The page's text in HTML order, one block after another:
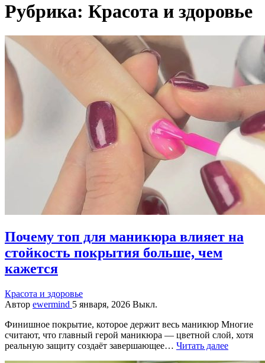
Рубрика: Красота и здоровье
Почему топ для маникюра влияет на
стойкость покрытия больше, чем
кажется
Красота и здоровье
Автор ewermind 5 января, 2026 Выкл.
Финишное покрытие, которое держит весь маникюр Многие
считают, что главный герой маникюра — цветной слой, хотя
реальную защиту создаёт завершающее… Читать далее